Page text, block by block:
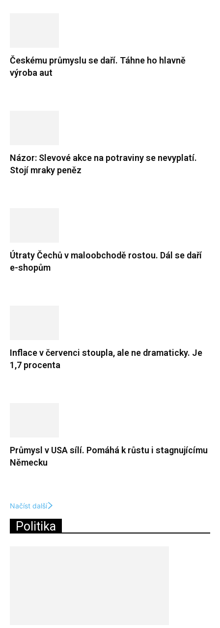
Českému průmyslu se daří. Táhne ho hlavně
výroba aut
Názor: Slevové akce na potraviny se nevyplatí.
Stojí mraky peněz
Útraty Čechů v maloobchodě rostou. Dál se daří
e-shopům
Inflace v červenci stoupla, ale ne dramaticky. Je
1,7 procenta
Průmysl v USA sílí. Pomáhá k růstu i stagnujícímu
Německu
Načíst další
Politika